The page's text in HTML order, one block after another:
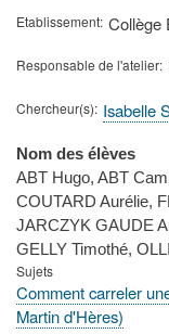
Etablissement Collège
Responsable de l'atelier
Chercheur(s) Isabelle
Nom des élèves
ABT Hugo, ABT
COUTARD Aurélie,
JARCZYK GAUDE
GELLY Timothé,
Sujets
Comment carreler
Martin d'Hères)